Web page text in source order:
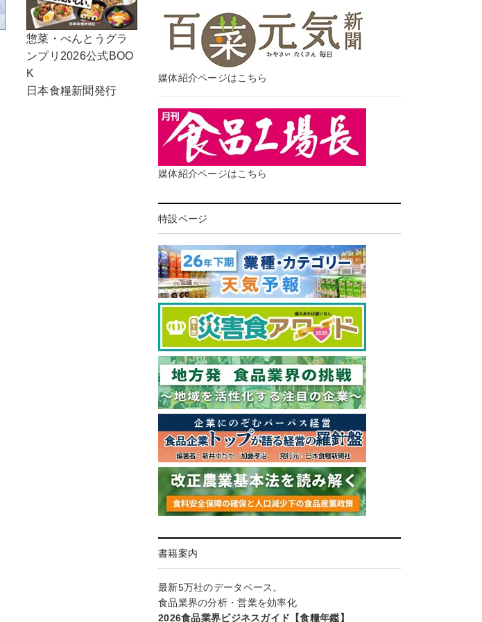
惣菜・べんとうグラ
ンプリ2026公式BOO
K
日本食糧新聞発行
媒体紹介ページはこちら
媒体紹介ページはこちら
特設ページ
書籍案内
最新5万社のデータベース。
食品業界の分析・営業を効率化
2026食品業界ビジネスガイド【食糧年鑑】